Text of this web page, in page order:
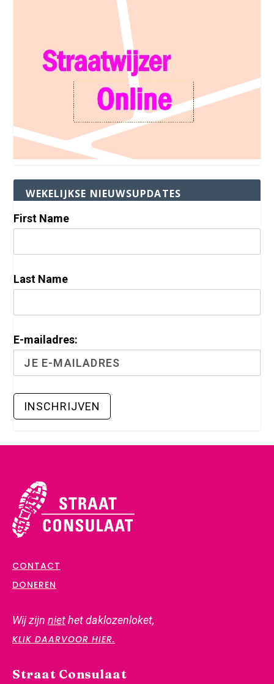
WEKELIJKSE NIEUWSUPDATES
First Name
Last Name
E-mailadres:
CONTACT
DONEREN
Wij zijn niethet daklozenloket,
KLIK DAARVOOR HIER.
Straat Consulaat